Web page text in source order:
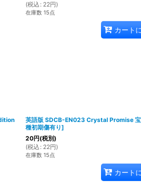
(税込 : 22円)
在庫数 15点
カート
英語版 SDCB-EN023 Crystal Promise
種初期傷有り]
20円(税別)
(税込 : 22円)
在庫数 15点
カート